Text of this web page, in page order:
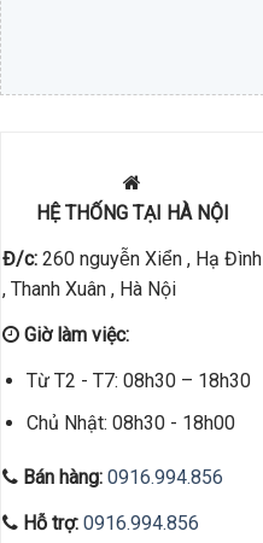
HỆ THỐNG TẠI HÀ NỘI
Đ/c:260 nguyễn Xiển , Hạ Đình
, Thanh Xuân , Hà Nội
Giờ làm việc:
Từ T2 - T7: 08h30 – 18h30
Chủ Nhật: 08h30 - 18h00
Bán hàng: 0916.994.856
Hỗ trợ: 0916.994.856